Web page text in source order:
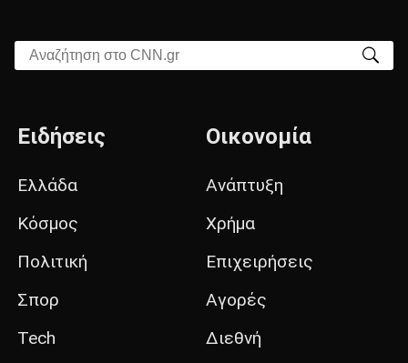
Αναζήτηση στο CNN.gr
Ειδήσεις
Ελλάδα
Κόσμος
Πολιτική
Σπορ
Tech
Οικονομία
Ανάπτυξη
Χρήμα
Επιχειρήσεις
Αγορές
Διεθνή